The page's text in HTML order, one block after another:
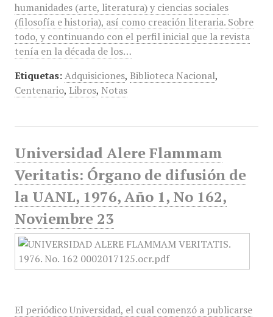
humanidades (arte, literatura) y ciencias sociales
(filosofía e historia), así como creación literaria. Sobre
todo, y continuando con el perfil inicial que la revista
tenía en la década de los…
Etiquetas: Adquisiciones, Biblioteca Nacional,
Centenario, Libros, Notas
Universidad Alere Flammam
Veritatis: Órgano de difusión de
la UANL, 1976, Año 1, No 162,
Noviembre 23
El periódico Universidad, el cual comenzó a publicarse